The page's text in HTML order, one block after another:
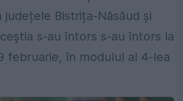
Bistrița-Năsăud și
s-au întors s-au întors la
februarie, în modulul al 4-lea